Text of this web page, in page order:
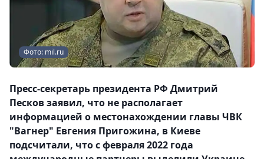
Фото: mil.ru
Пресс-секретарь президента РФ Дмитрий
Песков заявил, что не располагает
информацией о местонахождении главы ЧВК
"Вагнер" Евгения Пригожина, в Киеве
подсчитали, что с февраля 2022 года